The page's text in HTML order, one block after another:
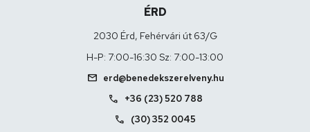
ÉRD
2030 Érd, Fehérvári út 63/G
H-P: 7:00-16:30 Sz: 7:00-13:00
mail erd@benedekszerelveny.hu
call +36 (23) 520 788
call (30) 352 0045